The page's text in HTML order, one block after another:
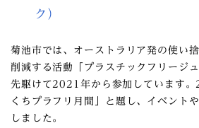
ク）
菊池市では、オーストラリア発の使い
削減する活動「プラスチックフリージ
先駆けて2021年から参加しています
くちプラフリ月間」と題し、イベント
しました。